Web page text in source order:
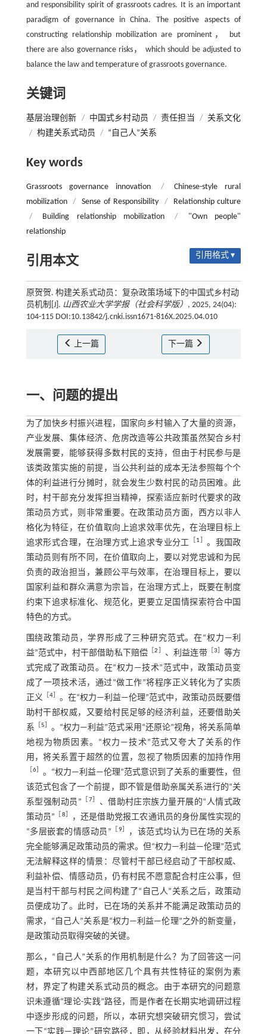
and responsibility spirit of grassroots cadres. It is an important
paradigm of governance in China. The positive aspects of
constructing relationship mobilization are prominent， but
there are also governance risks， which should be adjusted to
balance the law and temperature of grassroots governance.
关键词
基层治理创新 / 中国式乡村动员 / 责任担当 /
关系文化
/ 构建关系式动员 / “自己人”关系
Key words
Grassroots governance innovation /
Chinese-style rural
mobilization
/ Sense of Responsibility /
Relationship culture
/
Building relationship mobilization /
"Own people"
relationship
引用本文 引用格式 ▾
原贺贺. 构建关系式动员：复杂政策场域下的中国式乡村动
员机制[J]. 山西农业大学学报（社会科学版） , 2025, 24(04):
104-115 DOI:10.13842/j.cnki.issn1671-816X.2025.04.010
上一篇 下一篇
一、问题的提出
为了加快乡村振兴进程，国家向乡村输入了大量的资源，
产业发展、集体经济、危房改造等公共政策虽然契合乡村
发展需要，能够获得多数村民的支持，但由于村民参与是
该类政策实施的前提，当公共利益的成本无法参照每个个
体的利益进行分摊时，就会发生少数村民的动员困难。此
时，村干部充分发挥担当精神，探索适应新时代要求的政
策动员方式，则非常重要。在政策动员方面，西方以非人
格化为特征，在价值取向上追求效率优先，在治理目标上
追求形式合理，在治理方式上追求专业分工
1
。我国政
策动员则有所不同，在价值取向上，要以对党忠诚和为民
负责的政治担当，兼顾公平与效率，在治理目标上，要以
国家利益和群众满意为宗旨，在治理方式上，既要在制度
约束下追求标准化、规范化，更要立足国情探索符合中国
特色的方式。
围绕政策动员，学界形成了三种研究范式。在“权力—利
益”范式中，村干部借助私下赔偿 ［2 、利益连带［ 3 ］等方
式完成了政策动员。在“权力—技术”范式中，政策动员变
成了一项技术活，通过“做工作”将程序正义转化为了实质
正义
4］ 。在“权力—利益—伦理”范式中，政策动员既要借
助村干部权威，又要给村民足够的经济利益，还要借助关
系
5
。“权力—利益”范式采用“还原论”视角，将关系简单
地视为物质因素。“权力—技术”范式又夸大了关系的作
用，将关系置于超然的位置，忽视了物质因素的加持作用
6］ 。“权力—利益—伦理”范式意识到了关系的重要性，但
该范式包含了一个前提，即不管是借助亲属关系进行的“关
系型强制动员”
7］
、借助村庄宗族力量开展的“人情式政
策动员”
8
，还是借助党报工农通讯员的身份属性实现的
“多层嵌套的情感动员”
9］
，该范式均认为已在场的关系
完全能够满足政策动员的需求。但“权力—利益—伦理”范式
无法解释这样的情景：尽管村干部已经启动了干部权威、
利益补偿、情感动员，仍有村民不愿意配合村庄公事，但
是当村干部与村民之间构建了“自己人”关系之后，政策动
员便成功了。此时，已在场的关系并不能满足政策动员的
需求，“自己人”关系是“权力—利益—伦理”之外的新变量，
是政策动员取得突破的关键。
那么，“自己人”关系的作用机制是什么？为了回答这一问
题，本研究以中西部地区几个具有共性特征的案例为素
材，界定了构建关系式动员的概念。由于本研究的问题意
识未遵循“理论-实践”路径，而是作者在长期实地调研过程
中逐步形成的问题，所以，本研究想突破研究惯习，尝试
一下“实践—理论”研究路径，即，从经验材料出发，在分